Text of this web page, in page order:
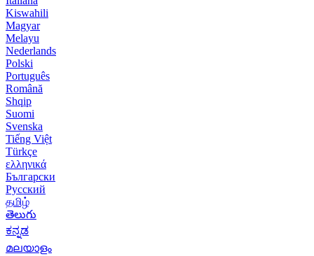
Kiswahili
Magyar
Melayu
Nederlands
Polski
Português
Română
Shqip
Suomi
Svenska
Tiếng Việt
Türkçe
ελληνικά
Български
Русский
தமிழ்
తెలుగు
ಕನ್ನಡ
മലയാളം